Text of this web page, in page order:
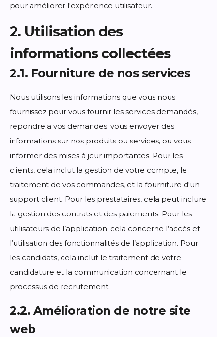
pour améliorer l'expérience utilisateur.
2. Utilisation des
informations collectées
2.1. Fourniture de nos services
Nous utilisons les informations que vous nous
fournissez pour vous fournir les services demandés,
répondre à vos demandes, vous envoyer des
informations sur nos produits ou services, ou vous
informer des mises à jour importantes. Pour les
clients, cela inclut la gestion de votre compte, le
traitement de vos commandes, et la fourniture d'un
support client. Pour les prestataires, cela peut inclure
la gestion des contrats et des paiements. Pour les
utilisateurs de l’application, cela concerne l’accès et
l’utilisation des fonctionnalités de l’application. Pour
les candidats, cela inclut le traitement de votre
candidature et la communication concernant le
processus de recrutement.
2.2. Amélioration de notre site
web